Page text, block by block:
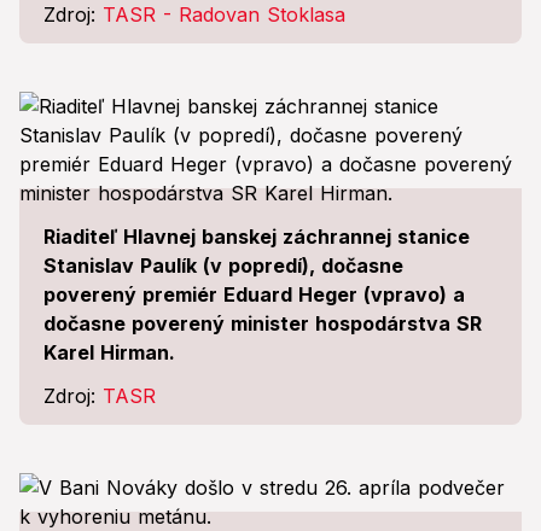
Zdroj: TASR - Radovan Stoklasa
Riaditeľ Hlavnej banskej záchrannej stanice
Stanislav Paulík (v popredí), dočasne
poverený premiér Eduard Heger (vpravo) a
dočasne poverený minister hospodárstva SR
Karel Hirman.
Zdroj: TASR